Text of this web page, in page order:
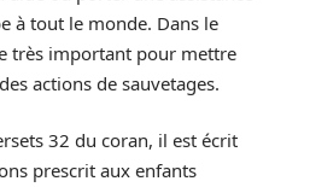
à tout le monde. Dans le
très important pour mettre
actions de sauvetages.
32 du coran, il est écrit
prescrit aux enfants